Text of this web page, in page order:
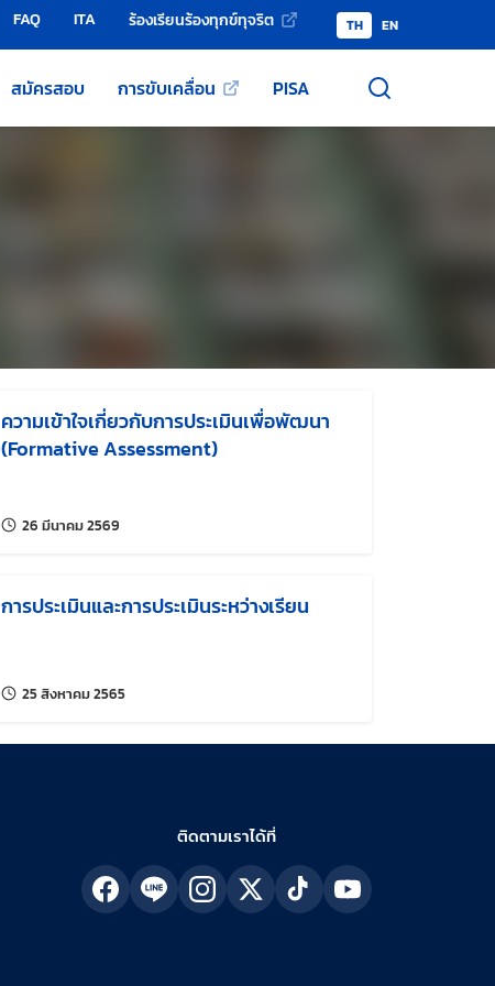
FAQ ITA ร้องเรียนร้องทุกข์ทุจริต TH EN
สมัครสอบ การขับเคลื่อน PISA
ความเข้าใจเกี่ยวกับการประเมินเพื่อพัฒนา
(Formative Assessment)
26 มีนาคม 2569
การประเมินและการประเมินระหว่างเรียน
25 สิงหาคม 2565แก้ไขล่าสุดเมื่อ:
ติดตามเราได้ที่